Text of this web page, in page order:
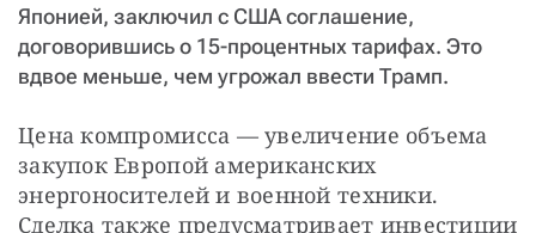
Японией, заключил с США соглашение,
договорившись о 15-процентных тарифах. Это
вдвое меньше, чем угрожал ввести Трамп.
Цена компромисса — увеличение объема
закупок Европой американских
энергоносителей и военной техники.
Сделка также предусматривает инвестиции